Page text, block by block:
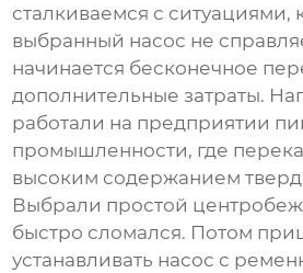
сталкиваемся с ситуациями,
выбранный насос не
начинается бесконечное
дополнительные затраты.
работали на предприятии
промышленности, где
высоким содержанием
Выбрали простой
быстро сломался. Потом
устанавливать насос с